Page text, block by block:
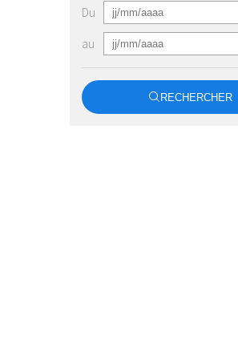
Du
au
RECHERCHER